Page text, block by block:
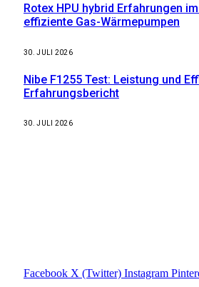
Rotex HPU hybrid Erfahrungen
effiziente Gas-Wärmepumpen
30. JULI 2026
Nibe F1255 Test: Leistung und
Erfahrungsbericht
30. JULI 2026
Facebook X (Twitter) Instagram